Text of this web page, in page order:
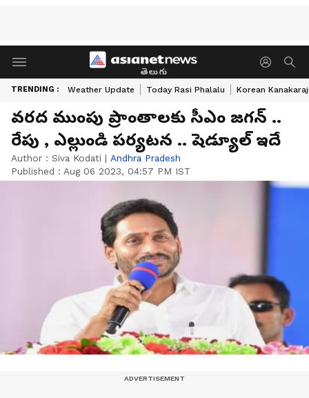
తెలుగు
TRENDING : Weather Update Today Rasi Phalalu Korean
వరద ముంపు ప్రాంతాలకు సీఎం జగన్ ..
రేపు , ఎల్లుండి పర్యటన .. షెడ్యూల్ ఇదే
Author : Siva Kodati | Andhra Pradesh
Published : Aug 06 2023, 04:57 PM IST